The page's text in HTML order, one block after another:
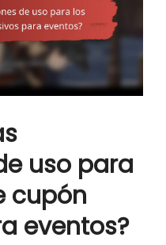
uso para
cupón
eventos?